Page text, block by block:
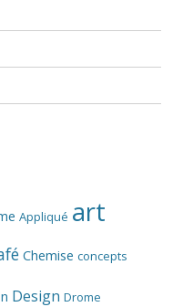
Appliqué art
Chemise concepts
Design Drome